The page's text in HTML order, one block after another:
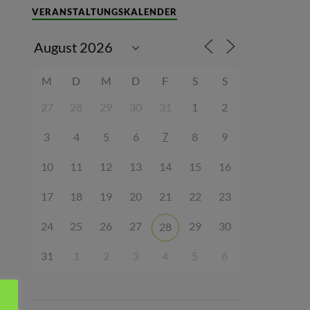
VERANSTALTUNGSKALENDER
M D M D F S S
27 28 29 30 31 1 2
3 4 5 6 7 8 9
10 11 12 13 14 15 16
17 18 19 20 21 22 23
24 25 26 27 28 29 30
31 1 2 3 4 5 6